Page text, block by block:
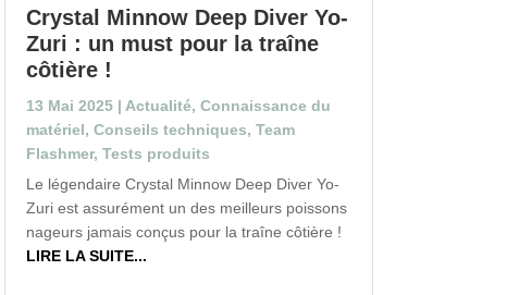
Crystal Minnow Deep Diver Yo-
Zuri : un must pour la traîne
côtière !
13 Mai 2025 | Actualité,Connaissance du
matériel,Conseils techniques,Team
Flashmer,Tests produits
Le légendaire Crystal Minnow Deep Diver Yo-
Zuri est assurément un des meilleurs poissons
nageurs jamais conçus pour la traîne côtière !
LIRE LA SUITE...